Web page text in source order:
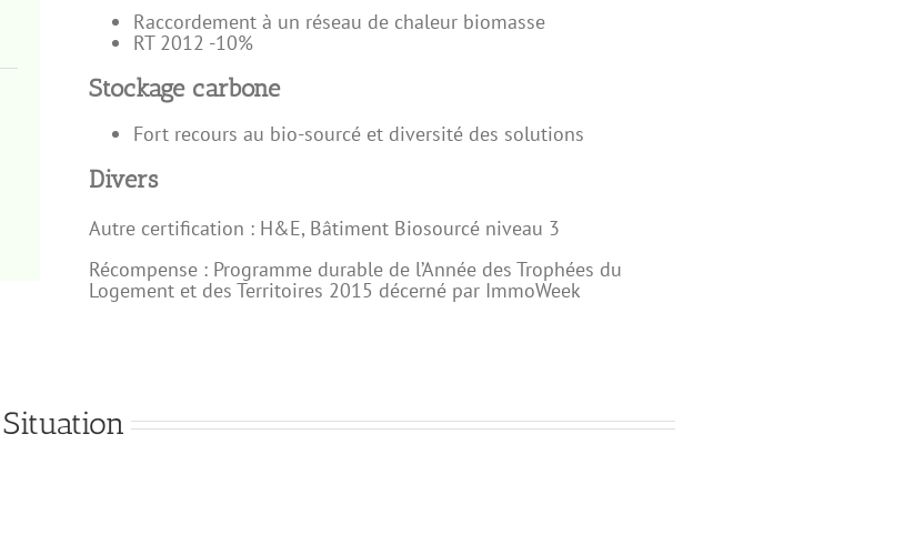
Raccordement à un réseau de chaleur biomasse
RT 2012 -10%
Stockage carbone
Fort recours au bio-sourcé et diversité des solutions
Divers
Autre certification : H&E, Bâtiment Biosourcé niveau 3
Récompense : Programme durable de l’Année des Trophées du
Logement et des Territoires 2015 décerné par ImmoWeek
Situation